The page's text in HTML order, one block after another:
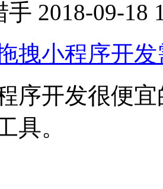
手 2018-09-18
拽小程序开
序开发很便
具。